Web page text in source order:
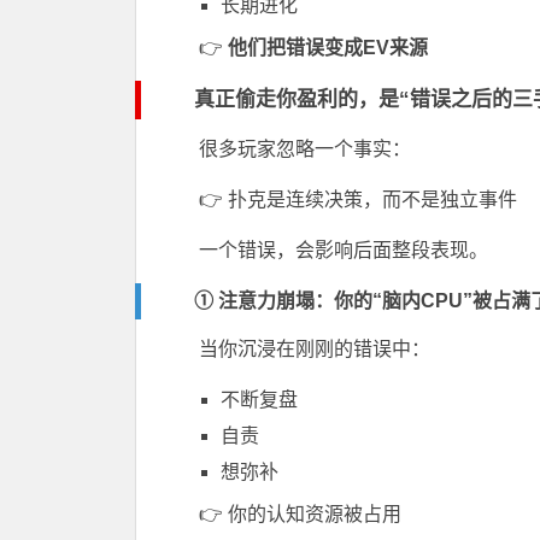
长期进化
👉 他们把错误变成EV来源
真正偷走你盈利的，是“错误之后的三
很多玩家忽略一个事实：
👉 扑克是连续决策，而不是独立事件
一个错误，会影响后面整段表现。
① 注意力崩塌：你的“脑内CPU”被占满
当你沉浸在刚刚的错误中：
不断复盘
自责
想弥补
👉 你的认知资源被占用